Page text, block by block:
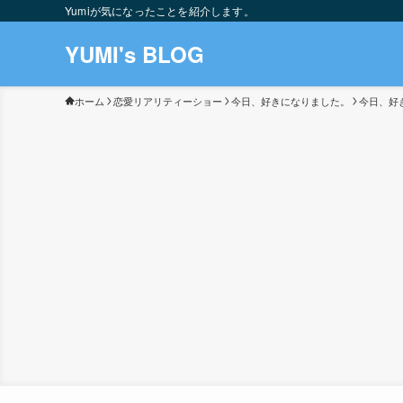
Yumiが気になったことを紹介します。
YUMI's BLOG
ホーム 恋愛リアリティーショー 今日、好きになりました。 今日、好